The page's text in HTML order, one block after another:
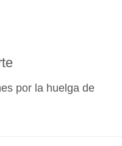
por la huelga de